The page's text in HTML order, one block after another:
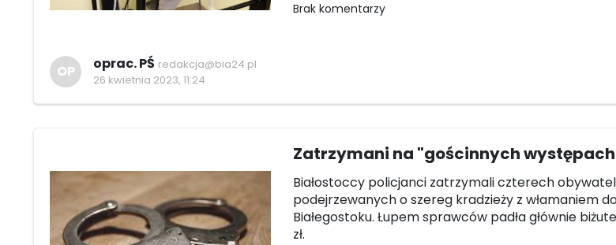
Brak komentarzy
OP oprac. PŚ redakcja@bia24.pl
26 kwietnia 2023, 11:24
Zatrzymani na "gościnnych
Białostoccy policjanci zatrzymali czterech
podejrzewanych o szereg kradzieży z włamaniem
Białegostoku. Łupem sprawców padła głównie
zł.